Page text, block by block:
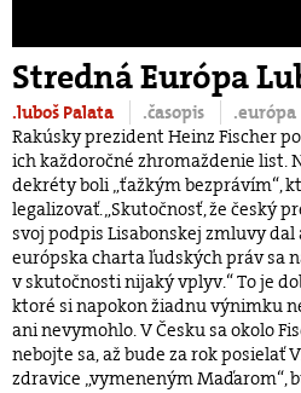
Stredná Európa
.luboš Palata .časopis .európa
Rakúsky prezident Heinz Fischer
ich každoročné zhromaždenie list.
dekréty boli „ťažkým bezprávím“,
legalizovať. „Skutočnosť, že český
svoj podpis Lisabonskej zmluvy dal
európska charta ľudských práv sa
v skutočnosti nijaký vplyv.“ To je
ktoré si napokon žiadnu výnimku
ani nevymohlo. V Česku sa okolo
nebojte sa, až bude za rok posielať
zdravice „vymeneným Maďarom“,